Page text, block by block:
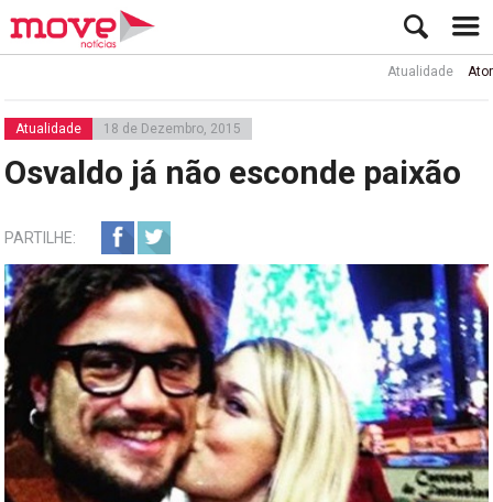
Atualidade Ator Rui
Atualidade 18 de Dezembro, 2015
Osvaldo já não esconde paixão
PARTILHE: